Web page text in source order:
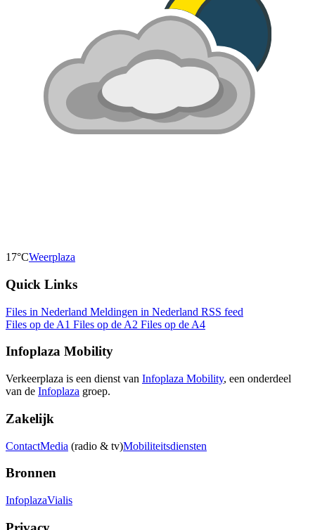
17°CWeerplaza
Quick Links
Files in Nederland Meldingen in Nederland RSS feed
Files op de A1 Files op de A2 Files op de A4
Infoplaza Mobility
Verkeerplaza is een dienst van Infoplaza Mobility, een onderdeel
van de Infoplaza groep.
Zakelijk
ContactMedia (radio & tv)Mobiliteitsdiensten
Bronnen
InfoplazaVialis